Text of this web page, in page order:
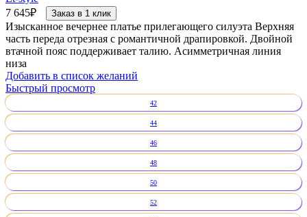
7 645₽ Заказ в 1 клик
Изысканное вечернее платье прилегающего силуэта Верхняя
часть переда отрезная с романтичной драпировкой. Двойной
втачной пояс поддерживает талию. Асимметричная линия
низа
Добавить в список желаний
Быстрый просмотр
42
44
46
48
50
52